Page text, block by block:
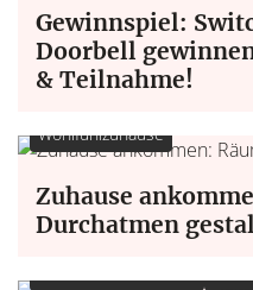
Gewinnspiel:
Doorbell
& Teilnahme!
Wohlfühlzuhause
Zuhause
Durchatmen